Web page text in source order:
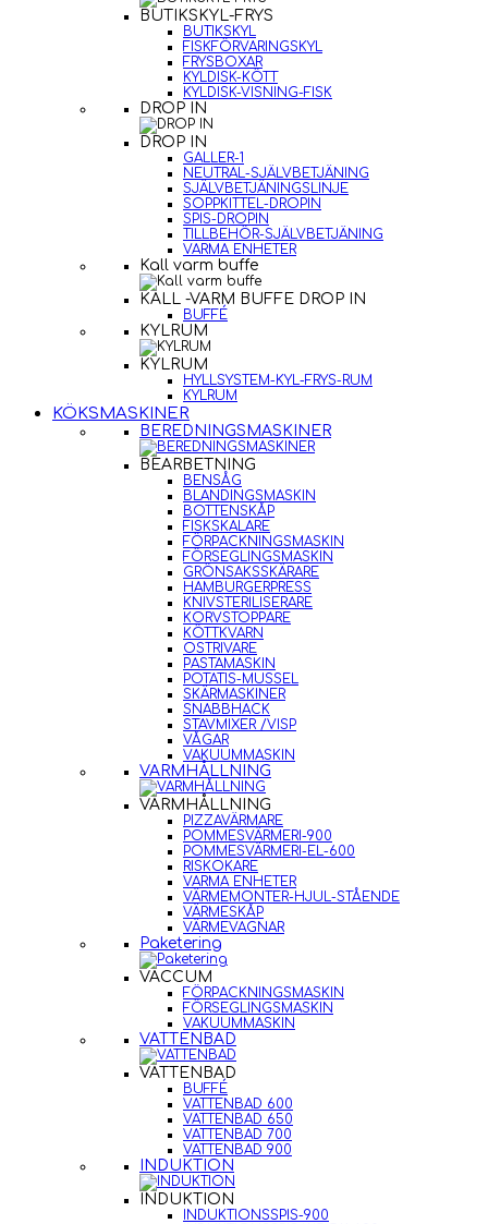
BUTIKSKYL-FRYS
BUTIKSKYL
FISKFÖRVARINGSKYL
FRYSBOXAR
KYLDISK-KÖTT
KYLDISK-VISNING-FISK
DROP IN
DROP IN
GALLER-1
NEUTRAL-SJÄLVBETJÄNING
SJÄLVBETJÄNINGSLINJE
SOPPKITTEL-DROPIN
SPIS-DROPIN
TILLBEHÖR-SJÄLVBETJÄNING
VARMA ENHETER
Kall varm buffe
KALL -VARM BUFFE DROP IN
BUFFÉ
KYLRUM
KYLRUM
HYLLSYSTEM-KYL-FRYS-RUM
KYLRUM
KÖKSMASKINER
BEREDNINGSMASKINER
BEARBETNING
BENSÅG
BLANDINGSMASKIN
BOTTENSKÅP
FISKSKALARE
FÖRPACKNINGSMASKIN
FÖRSEGLINGSMASKIN
GRÖNSAKSSKÄRARE
HAMBURGERPRESS
KNIVSTERILISERARE
KORVSTOPPARE
KÖTTKVARN
OSTRIVARE
PASTAMASKIN
POTATIS-MUSSEL
SKÄRMASKINER
SNABBHACK
STAVMIXER /VISP
VÅGAR
VAKUUMMASKIN
VARMHÅLLNING
VARMHÅLLNING
PIZZAVÄRMARE
POMMESVÄRMERI-900
POMMESVÄRMERI-EL-600
RISKOKARE
VARMA ENHETER
VÄRMEMONTER-HJUL-STÅENDE
VÄRMESKÅP
VÄRMEVAGNAR
Paketering
VACCUM
FÖRPACKNINGSMASKIN
FÖRSEGLINGSMASKIN
VAKUUMMASKIN
VATTENBAD
VATTENBAD
BUFFÉ
VATTENBAD 600
VATTENBAD 650
VATTENBAD 700
VATTENBAD 900
INDUKTION
INDUKTION
INDUKTIONSSPIS-900